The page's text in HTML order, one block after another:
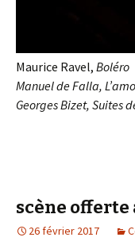
Maurice Ravel, Boléro
Manuel de Falla,
Georges Bizet, Suites
scène
26 février 2017